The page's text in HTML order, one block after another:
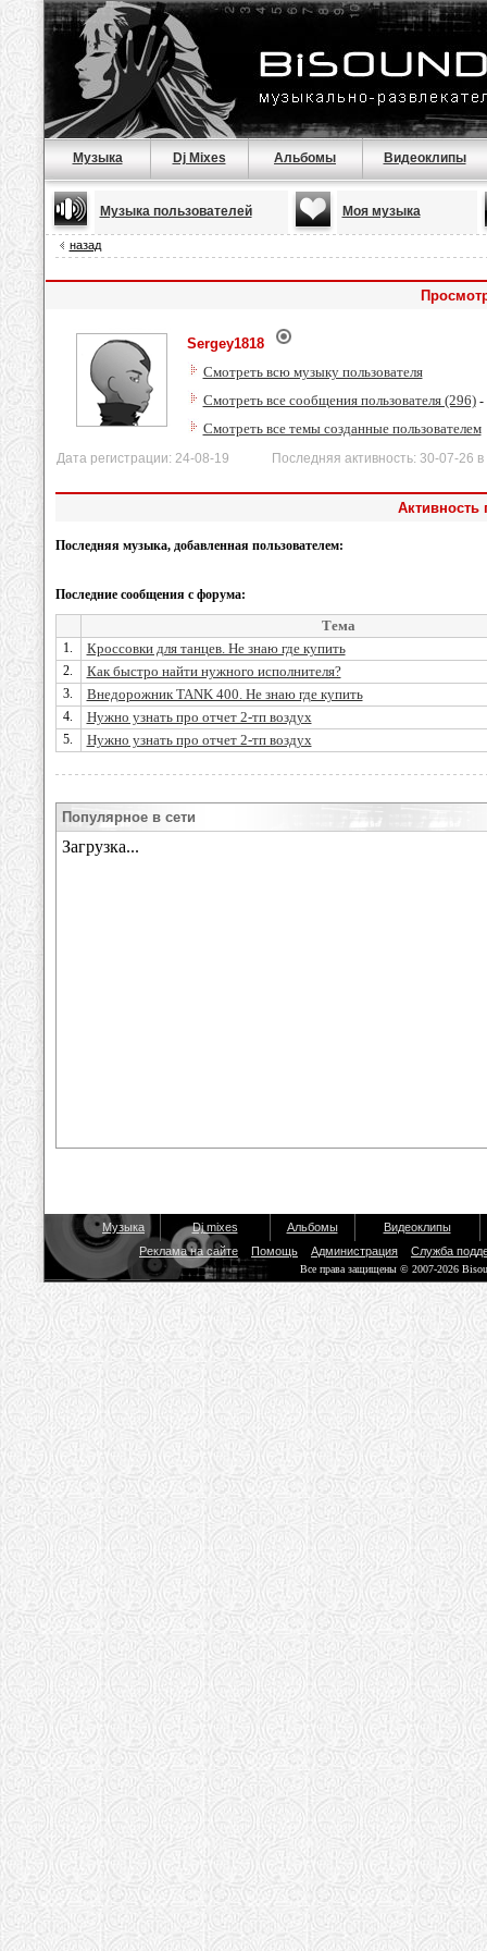
Музыка Dj Mixes Альбомы Видеоклипы
Музыка пользователей Моя музыка
назад
Sergey1818
Смотреть всю музыку пользователя
Смотреть все сообщения пользователя (296)-
Смотреть все темы созданные пользователем
Дата регистрации: 24-08-19 Последняя активность: 30-07-26 в
Активность
Последняя музыка, добавленная пользователем:
Последние сообщения с форума:
Тема
1. Кроссовки для танцев. Не знаю где купить
2. Как быстро найти нужного исполнителя?
3. Внедорожник TANK 400. Не знаю где купить
4. Нужно узнать про отчет 2-тп воздух
5. Нужно узнать про отчет 2-тп воздух
Популярное в сети
Музыка Dj mixes Альбомы
Видеоклипы
Реклама на сайте
Помощь Администрация Служба
Все права защищены © 2007-2026